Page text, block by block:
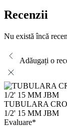
Recenzii
Nu există încă
Adăugați o
TUBULARA
1/2' 15 MM JBM
Evaluare*